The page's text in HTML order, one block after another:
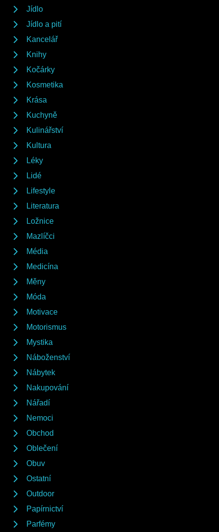
Jídlo
Jídlo a pití
Kancelář
Knihy
Kočárky
Kosmetika
Krása
Kuchyně
Kulinářství
Kultura
Léky
Lidé
Lifestyle
Literatura
Ložnice
Mazlíčci
Média
Medicína
Měny
Móda
Motivace
Motorismus
Mystika
Náboženství
Nábytek
Nakupování
Nářadí
Nemoci
Obchod
Oblečení
Obuv
Ostatní
Outdoor
Papírnictví
Parfémy